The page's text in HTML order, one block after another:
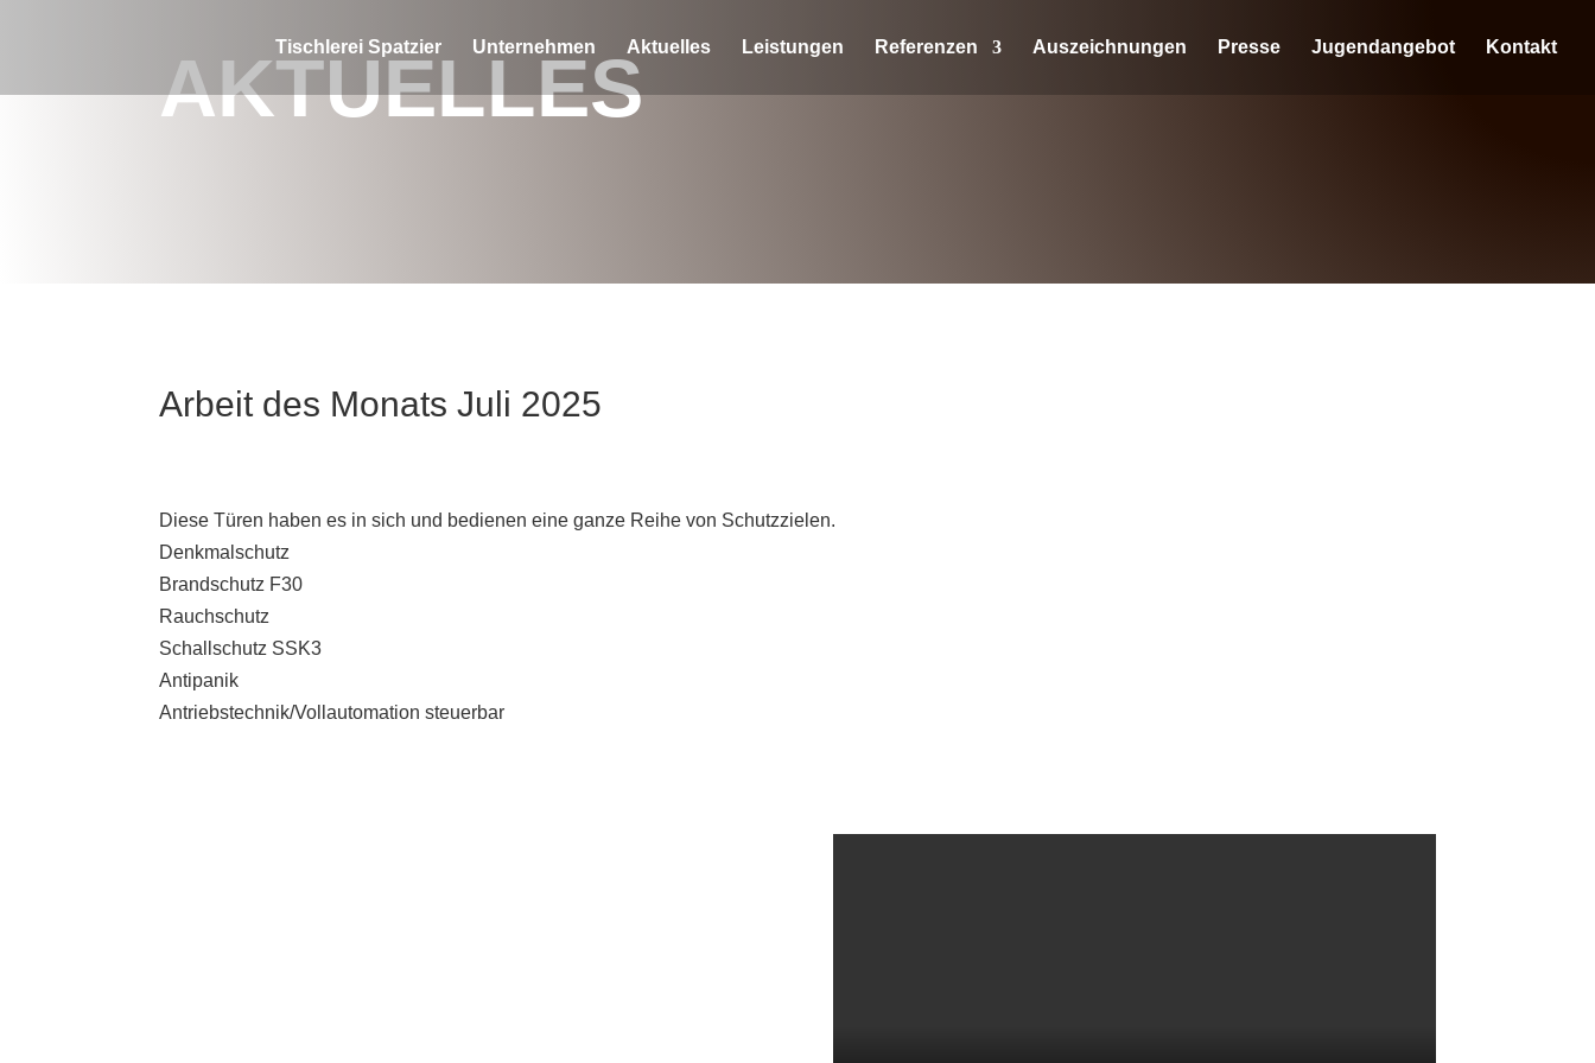
Tischlerei Spatzier Unternehmen Aktuelles Leistungen Referenzen Auszeichnungen Presse Jugendangebot Kontakt
AKTUELLES
Arbeit des Monats Juli 2025
Diese Türen haben es in sich und bedienen eine ganze Reihe von Schutzzielen.
Denkmalschutz
Brandschutz F30
Rauchschutz
Schallschutz SSK3
Antipanik
Antriebstechnik/Vollautomation steuerbar